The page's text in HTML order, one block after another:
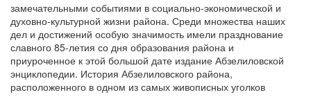
замечательными событиями в социально-экономической и
духовно-культурной жизни района. Среди множества наших
дел и достижений особую значимость имели празднование
славного 85-летия со дня образования района и
приуроченное к этой большой дате издание Абзелиловской
энциклопедии. История Абзелиловского района,
расположенного в одном из самых живописных уголков